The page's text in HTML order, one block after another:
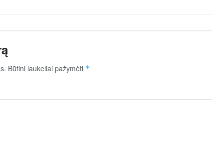
Būtini laukeliai pažymėti *